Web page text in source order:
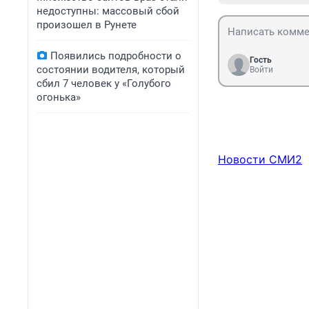
недоступны: массовый сбой
произошел в Рунете
Появились подробности о
состоянии водителя, который
сбил 7 человек у «Голубого
огонька»
Гость
Войти
Новости СМИ2